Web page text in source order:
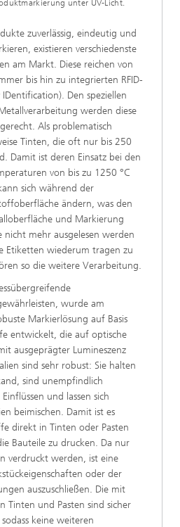
unter UV-Licht.
zuverlässig, eindeutig und
existieren verschiedenste
am Markt. Diese reichen von
bis hin zu integrierten RFID-
Den speziellen
werden diese
Als problematisch
Tinten, die oft nur bis 250
Damit ist deren Einsatz bei den
von bis zu 1250 °C
sich während der
ändern, was den
und Markierung
nicht mehr ausgelesen werden
Etiketten wiederum tragen zu
so die weitere Verarbeitung.
wurde am
Markierlösung auf Basis
entwickelt, die auf optische
ausgeprägter Lumineszenz
sind sehr robust: Sie halten
sind unempfindlich
und lassen sich
beimischen. Damit ist es
direkt in Tinten oder Pasten
Bauteile zu drucken. Da nur
verdruckt werden, ist eine
oder der
auszuschließen. Die mit
Tinten und Pasten sind sicher
keine weiteren